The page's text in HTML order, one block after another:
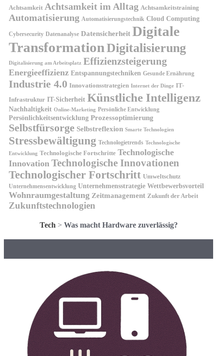
Achtsamkeit Achtsamkeit im Alltag Achtsamkeitstraining
Automatisierung Automatisierungstechnik Cloud Computing
Cybersecurity Datenanalyse Datensicherheit Digitale
TransformationDigitalisierung
Digitalisierung am Arbeitsplatz Effizienzsteigerung
Energieeffizienz Entspannungstechniken Gesunde Ernährung
Industrie 4.0 Innovationsstrategien Internet der Dinge IT-
Infrastruktur IT-Sicherheit Künstliche Intelligenz
Nachhaltigkeit Online-Marketing Persönliche Entwicklung
Persönlichkeitsentwicklung Prozessoptimierung
Selbstfürsorge Selbstreflexion Smarte Technologien
Stressbewältigung Technologietrends Technologische
Entwicklung Technologische Fortschritte Technologische
Innovation Technologische Innovationen
Technologischer Fortschritt Umweltschutz
Unternehmensentwicklung Unternehmensstrategie Wettbewerbsvorteil
Wohnraumgestaltung Zeitmanagement Zukunft der Arbeit
Zukunftstechnologien
Tech > Was macht Hardware zuverlässig?